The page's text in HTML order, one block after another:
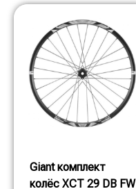
Giant комплект
колёс XCT 29 DB FW